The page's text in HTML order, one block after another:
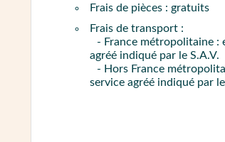
Frais de pièces : gratuits
Frais de transport :
- France métropolitaine :
agréé indiqué par le S.A.V.
- Hors France
service agréé indiqué par